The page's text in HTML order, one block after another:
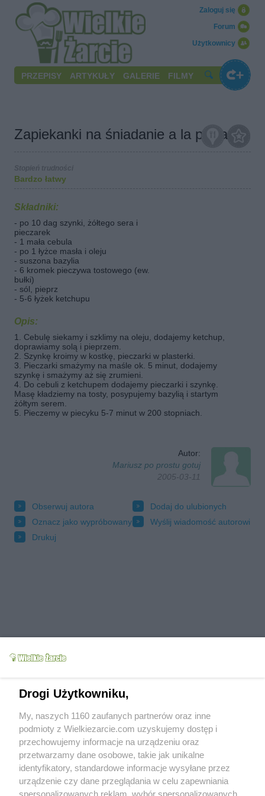
Użytkownicy
Forum
Zaloguj się
PRZEPISY ARTYKUŁY GALERIE FILMY
Zapiekanki na śniadanie a la pizza
Bardzo łatwy
Składniki:
- po 10 dag szynki, żółtego sera i
pieczarek
- 1 mała cebula
- po 1 łyżce masła i oleju
- suszona bazylia
- 6 kromek pieczywa tostowego (ew.
bułki)
- sól, pieprz
- 5-6 łyżek ketchupu
Opis:
1. Cebulę siekamy i szklimy na oleju, dodajemy ketchup,
doprawiamy solą i pieprzem.
2. Szynkę kroimy w kostkę, pieczarki w plasterki.
3. Pieczarki smażymy na maśle ok. 5 minut, dodajemy
szynkę i smażymy aż się zrumieni.
4. Do cebuli z ketchupem dodajemy pieczarki i szynkę.
Masę kładziemy na tosty, posypujemy bazylią i startym
żółtym serem.
5. Pieczemy w piecyku 5-7 minut w 200 stopniach.
Autor:
Mariusz po prostu gotuj
2005-03-11
Obserwuj autora
Dodaj do ulubionych
Oznacz jako wypróbowany
Wyślij wiadomość autorowi
Drukuj
Grupy: Przepisy dla leniwych
Tagi:
kanapki tosty zapiekanka
zapiekanki
więcej tagów
Zobacz wszystkie komentarze (
szklanki (2005-03-14 13:53)
no :) pyszka, ale proponuje zamiast bazylii
oregano- wtedy to pizza w 100%!
Drogi Użytkowniku,
My, naszych 1160 zaufanych partnerów oraz inne
podmioty z Wielkiezarcie.com uzyskujemy dostęp i
przechowujemy informacje na urządzeniu oraz
przetwarzamy dane osobowe, takie jak unikalne
identyfikatory, standardowe informacje wysyłane przez
urządzenie czy dane przeglądania w celu zapewniania
spersonalizowanych reklam, wybór spersonalizowanych